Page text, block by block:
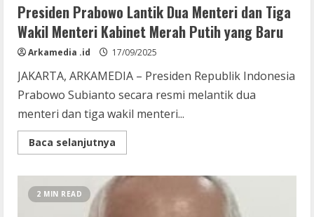
Presiden Prabowo Lantik Dua Menteri dan Tiga
Wakil Menteri Kabinet Merah Putih yang Baru
Arkamedia .id 17/09/2025
JAKARTA, ARKAMEDIA – Presiden Republik Indonesia
Prabowo Subianto secara resmi melantik dua
menteri dan tiga wakil menteri...
Baca selanjutnya
more
Prabowo
2 MIN READ